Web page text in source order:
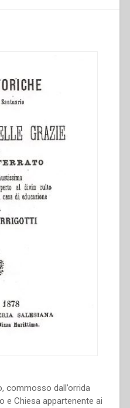
commosso dall’orrida
e Chiesa appartenente ai